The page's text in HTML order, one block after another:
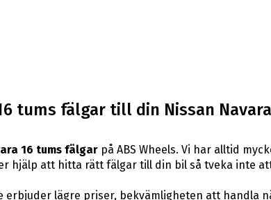
tums fälgar till din Nissan Navara
16 tums fälgarpå ABS Wheels. Vi har alltid
hjälp att hitta rätt fälgar till din bil så tveka inte
erbjuder lägre priser, bekvämligheten att handla